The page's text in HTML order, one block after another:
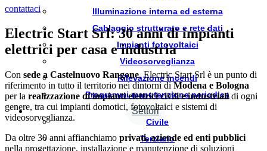
Illuminazione interna ed esterna
Cablaggio strutturato e rete dati
Impianti fotovoltaici
Videosorveglianza
Rilevazione incendi
Programmi manutenzione periodica
Settori
Civile
Terziario
contattaci
Electric Start Srl: 30 anni di impianti
elettrici per casa e industria
Con sede a Castelnuovo Rangone, Electric Start Srl è un punto di
riferimento in tutto il territorio nei dintorni diModena e Bologna
per la realizzazione di impianti elettrici civili e industrialidi ogni
genere, tra cui impianti domotici, fotovoltaici e sistemi di
videosorveglianza.
Da oltre 30 anni affianchiamo privati, aziende ed enti pubblici
nella progettazione, installazione e manutenzione di soluzioni